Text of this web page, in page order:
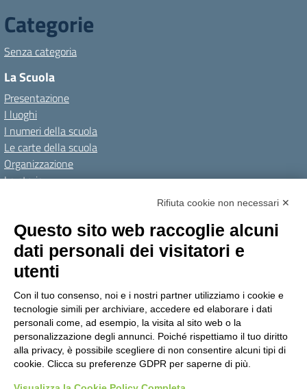
Categorie
Senza categoria
La Scuola
Presentazione
I luoghi
I numeri della scuola
Le carte della scuola
Organizzazione
La storia
Personale scolastico
Famiglie e studenti
Percorsi di studio
Offerta formativa
I progetti delle classi
Novità
Le notizie
Rifiuta cookie non necessari ✕
Questo sito web raccoglie alcuni
dati personali dei visitatori e
utenti
Con il tuo consenso, noi e i nostri partner utilizziamo i cookie e
tecnologie simili per archiviare, accedere ed elaborare i dati
personali come, ad esempio, la visita al sito web o la
personalizzazione degli annunci. Poiché rispettiamo il tuo diritto
alla privacy, è possibile scegliere di non consentire alcuni tipi di
cookie. Clicca su preferenze GDPR per saperne di più.